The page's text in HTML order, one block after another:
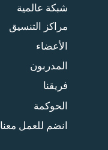
شبكة عالمية
مراكز التنسيق
الأعضاء
المدربون
فريقنا
الحوكمة
انضم للعمل معنا